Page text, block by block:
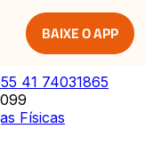
BAIXE O APP
55 41 74031865
Físicas